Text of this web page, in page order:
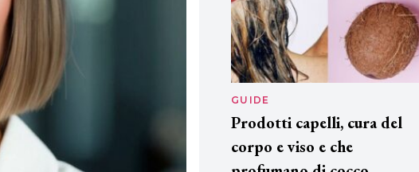
GUIDE
Prodotti capelli, cura del
corpo e viso e che